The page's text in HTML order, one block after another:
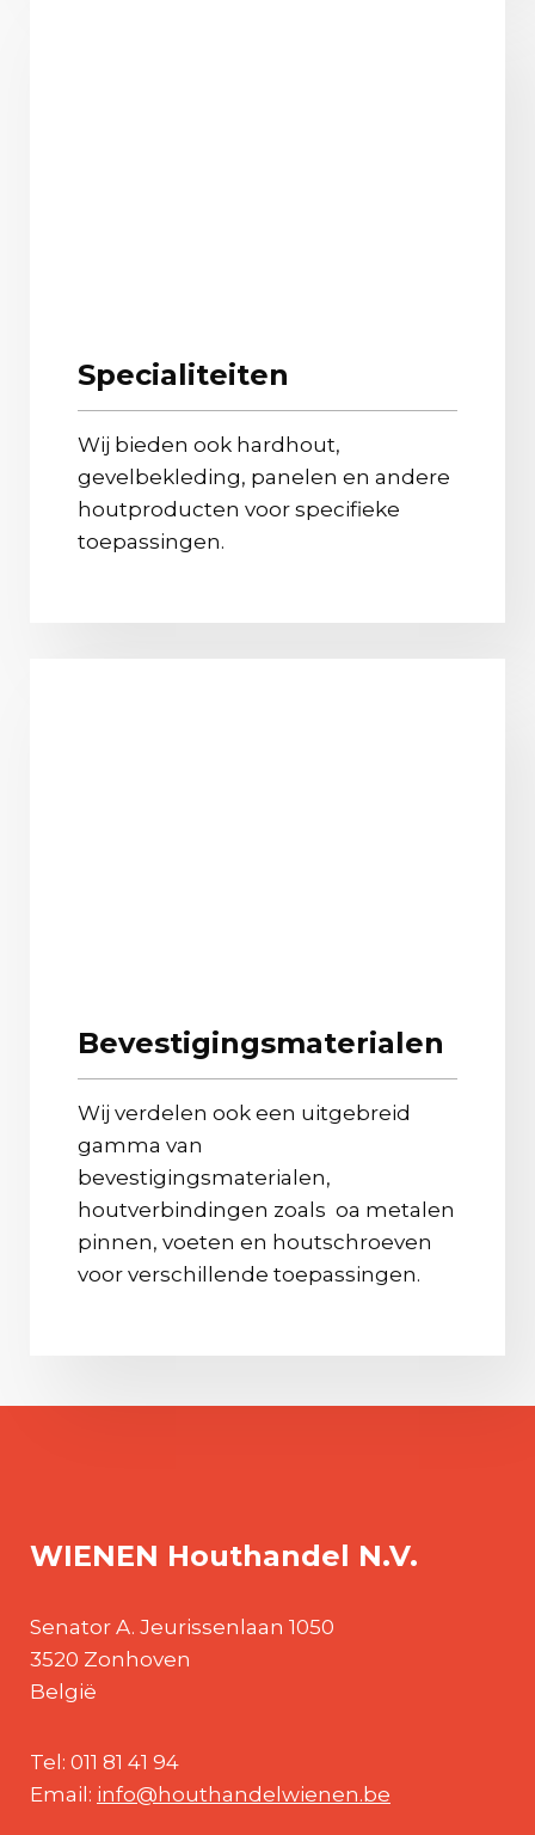
Specialiteiten
Wij bieden ook hardhout,
gevelbekleding, panelen en andere
houtproducten voor specifieke
toepassingen.
Bevestigingsmaterialen
Wij verdelen ook een uitgebreid
gamma van
bevestigingsmaterialen,
houtverbindingen zoals oa metalen
pinnen, voeten en houtschroeven
voor verschillende toepassingen.
WIENEN Houthandel N.V.
Senator A. Jeurissenlaan 1050
3520 Zonhoven
België
Tel: 011 81 41 94
Email: info@houthandelwienen.be